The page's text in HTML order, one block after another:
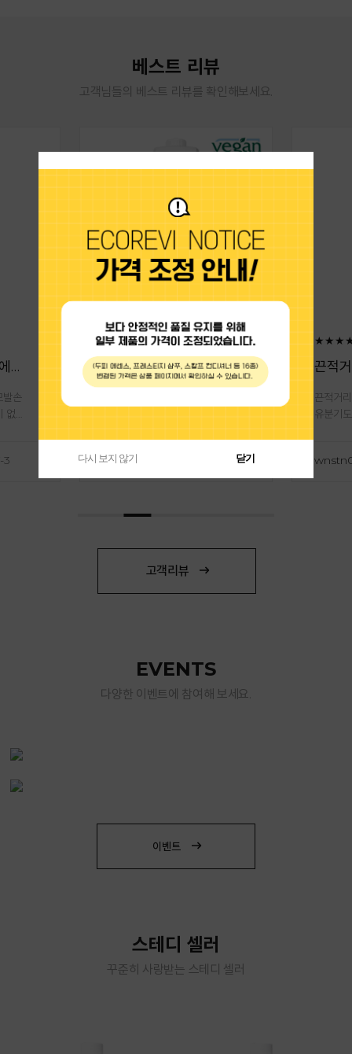
베스트 리뷰
고객님들의 베스트 리뷰를 확인해보세요.
남편의 최애 상품아에요 모발손상이 적어 좋고 투피자극이 없어 좋대요
발손
어
16:09:23
★★★★★
두피샴푸만 사용하면 가격적인면에서 부담이 되서 모발샴푸를 같이 사용하고 있는데 좋은것 같아요~~
wnstn072200
2026-07-27 14:21:36
끈적거
유분기
고객리뷰
EVENTS
다양한 이벤트에 참여해 보세요.
이벤트
스테디 셀러
꾸준히 사랑받는 스테디 셀러
다시 보지 않기 닫기